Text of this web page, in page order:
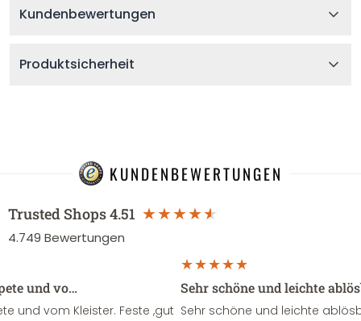
Kundenbewertungen
Produktsicherheit
KUNDENBEWERTUNGEN
Trusted Shops4.51
4.749 Bewertungen
und vo…
und vom Kleister. Feste ,gut
Sehr schöne und leichte
Sehr schöne und leichte